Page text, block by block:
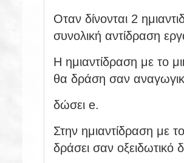
Οταν δίνονται 2
συνολική αντίδραση
H ημιαντίδραση με το
θα δράση σαν
δώσει e.
Στην ημιαντίδραση με
δράσει σαν οξειδωτικό